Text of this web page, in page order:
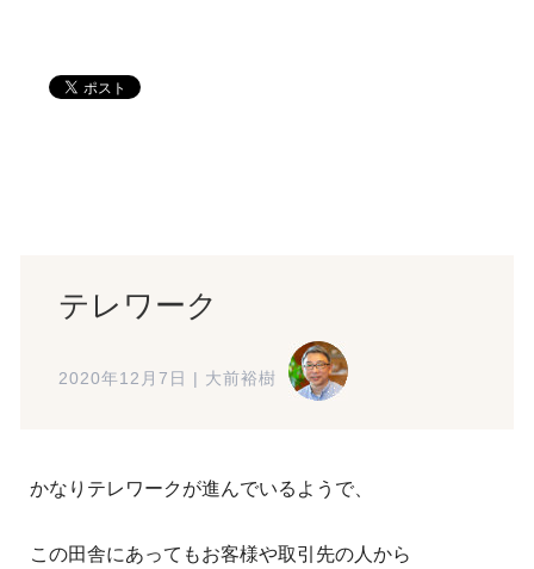
テレワーク
2020年12月7日 | 大前裕樹
かなりテレワークが進んでいるようで、
この田舎にあってもお客様や取引先の人から